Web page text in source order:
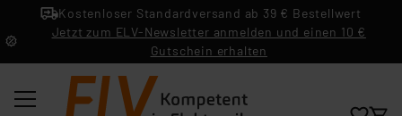
Kostenloser Standardversand ab 39 € Bestellwert
Jetzt zum ELV-Newsletter anmelden und einen 10 €
Gutschein erhalten